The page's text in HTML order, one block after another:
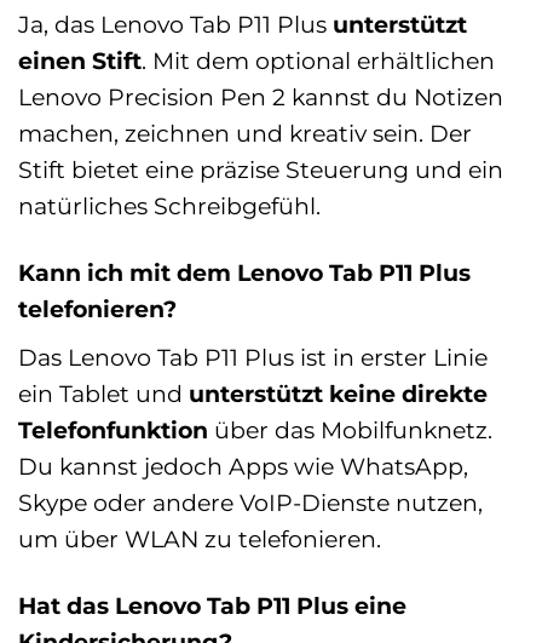
Ja, das Lenovo Tab P11 Plus unterstützt
einen Stift. Mit dem optional erhältlichen
Lenovo Precision Pen 2 kannst du Notizen
machen, zeichnen und kreativ sein. Der
Stift bietet eine präzise Steuerung und ein
natürliches Schreibgefühl.
Kann ich mit dem Lenovo Tab P11 Plus
telefonieren?
Das Lenovo Tab P11 Plus ist in erster Linie
ein Tablet und unterstützt keine direkte
Telefonfunktion über das Mobilfunknetz.
Du kannst jedoch Apps wie WhatsApp,
Skype oder andere VoIP-Dienste nutzen,
um über WLAN zu telefonieren.
Hat das Lenovo Tab P11 Plus eine